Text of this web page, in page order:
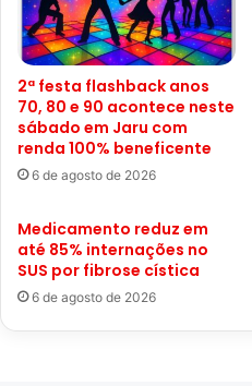
2ª festa flashback anos
70, 80 e 90 acontece neste
sábado em Jaru com
renda 100% beneficente
6 de agosto de 2026
Medicamento reduz em
até 85% internações no
SUS por fibrose cística
6 de agosto de 2026